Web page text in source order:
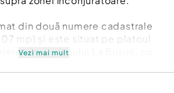
din două numere cadastrale
mp) și este situat pe platoul
campingului La Busuri, cu
Vezi mai mult